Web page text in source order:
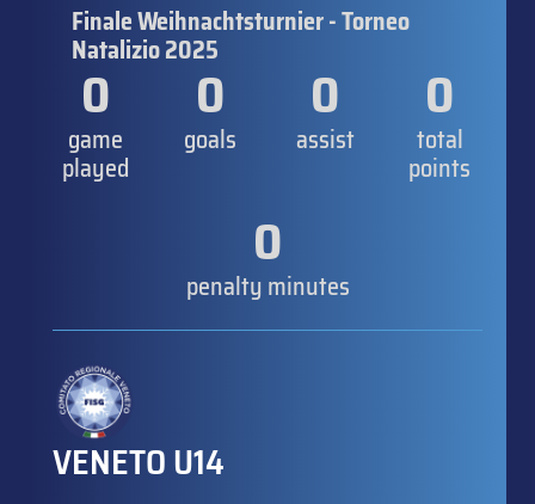
Finale Weihnachtsturnier - Torneo
Natalizio 2025
0
game
played
0
goals
0
assist
0
total
points
0
penalty minutes
VENETO U14